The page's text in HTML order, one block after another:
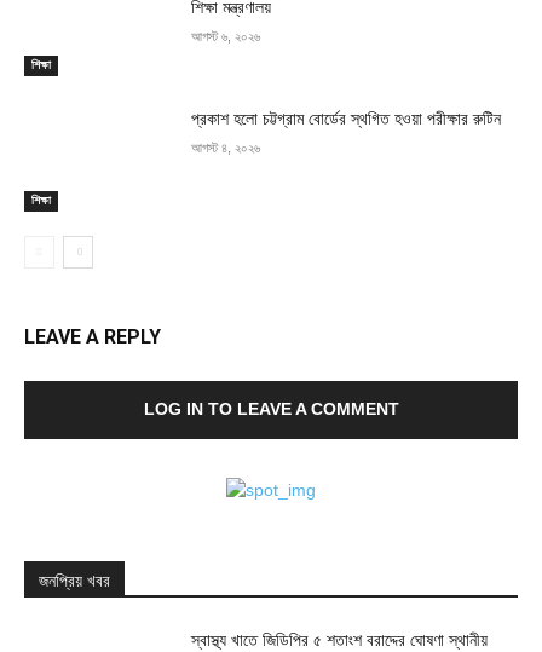
শিক্ষা
শিক্ষা মন্ত্রণালয়
আগস্ট ৬, ২০২৬
শিক্ষা
প্রকাশ হলো চট্টগ্রাম বোর্ডের স্থগিত হওয়া পরীক্ষার রুটিন
আগস্ট ৪, ২০২৬
LEAVE A REPLY
LOG IN TO LEAVE A COMMENT
জনপ্রিয় খবর
স্বাস্থ্য খাতে জিডিপির ৫ শতাংশ বরাদ্দের ঘোষণা স্থানীয়